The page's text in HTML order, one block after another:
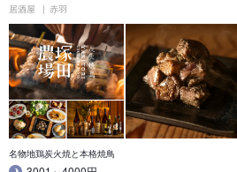
居酒屋 赤羽
名物地鶏炭火焼と本格焼鳥